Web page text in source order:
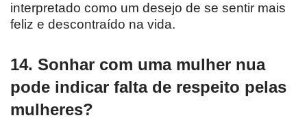
interpretado como um desejo de se sentir mais
feliz e descontraído na vida.
14. Sonhar com uma mulher nua
pode indicar falta de respeito pelas
mulheres?